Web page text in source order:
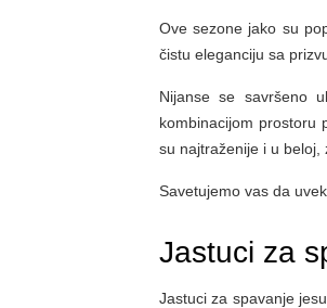
Ove sezone jako su
čistu eleganciju sa
Nijanse se savršeno
kombinacijom prostoru
su najtraženije i u beloj,
Savetujemo vas da
Jastuci za
Jastuci za spavanje